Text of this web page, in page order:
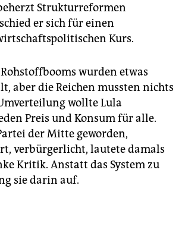
Strukturreformen
er sich für einen
Kurs.
wurden etwas
aber die Reichen mussten nichts
wollte Lula
Preis und Konsum für alle.
der Mitte geworden,
verbürgerlicht, lautete damals
Kritik. Anstatt das System zu
sie darin auf.